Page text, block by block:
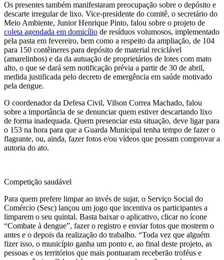
Os presentes também manifestaram preocupação sobre o depósito e
descarte irregular de lixo. Vice-presidente do comitê, o secretário do
Meio Ambiente, Junior Henrique Pinto, falou sobre o projeto de
coleta agendada em domicílio de resíduos volumosos, implementado
pela pasta em fevereiro, bem como a respeito da ampliação, de 104
para 150 contêineres para depósito de material reciclável
(amarelinhos) e da da autuação de proprietários de lotes com mato
alto, o que se dará sem notificação prévia a partir de 30 de abril,
medida justificada pelo decreto de emergência em saúde motivado
pela dengue.
O coordenador da Defesa Civil, Vilson Correa Machado, falou
sobre a importância de se denunciar quem estiver descartando lixo
de forma inadequada. Quem presenciar esta situação, deve ligar para
o 153 na hora para que a Guarda Municipal tenha tempo de fazer o
flagrante, ou, ainda, fazer fotos e/ou vídeos que possam comprovar a
autoria do ato.
Competição saudável
Para quem prefere limpar ao invés de sujar, o Serviço Social do
Comércio (Sesc) lançou um jogo que incentiva os participantes a
limparem o seu quintal. Basta baixar o aplicativo, clicar no ícone
“Combate à dengue”, fazer o registro e enviar fotos que mostrem o
antes e o depois da realização do trabalho. “Toda vez que alguém
fizer isso, o município ganha um ponto e, ao final deste projeto, as
pessoas e os territórios que mais pontuaram receberão troféus e